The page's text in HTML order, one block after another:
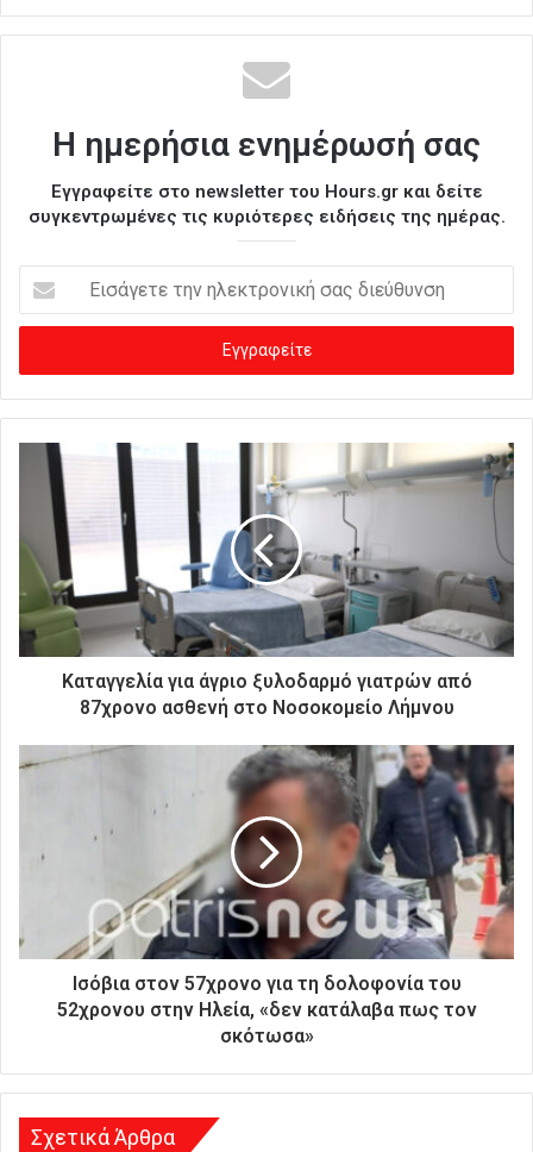
Η ημερήσια ενημέρωσή σας
Εγγραφείτε στο newsletter του Hours.gr και δείτε
συγκεντρωμένες τις κυριότερες ειδήσεις της ημέρας.
σ
γ
ε
κ
τ
ε
σ
Καταγγελία για άγριο ξυλοδαρμό γιατρών από
87χρονο ασθενή στο Νοσοκομείο Λήμνου
Ισόβια στον 57χρονο για τη δολοφονία του
52χρονου στην Ηλεία, «δεν κατάλαβα πως τον
σκότωσα»
Σχετικά Άρθρα